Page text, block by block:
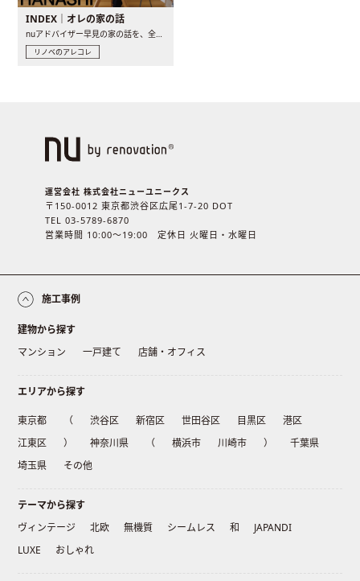
INDEX｜オレの家の話
リノベのアレコレ
運営会社 株式会社ニューユニークス
〒150-0012 東京都渋谷区広尾1-7-20 DOT
TEL 03-5789-6870
営業時間 10:00〜19:00 定休日 火曜日・水曜日
施工事例
建物から探す
マンション
一戸建て 店舗・オフィス
エリアから探す
東京都 （ 渋谷区 新宿区 世田谷区 目黒区
港区
江東区
） 神奈川県 （ 横浜市 川崎市 ）
千葉県
埼玉県
その他
テーマから探す
ヴィンテージ
北欧 無機質 シームレス 和
JAPANDI
LUXE
おしゃれ